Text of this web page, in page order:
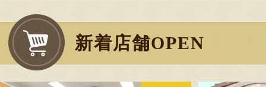
新着店舗OPEN